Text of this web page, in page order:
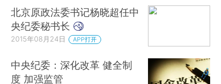
北京原政法委书记杨晓超任中
央纪委秘书长
2015年08月24日 APP打开
中央纪委：深化改革 健全制
度 加强监管